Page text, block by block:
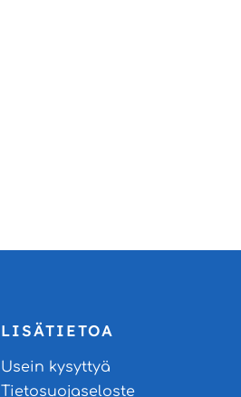
LISÄTIETOA
Usein kysyttyä
Tietosuojaseloste